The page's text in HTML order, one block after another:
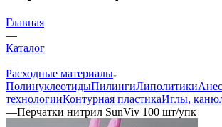
Главная
—
Каталог
—
Расходные материалы
ПолинуклеотидыПилингиЛиполитики
технологииКонтурная пластикаИглы,
—Перчатки нитрил SunViv 100 шт/упк